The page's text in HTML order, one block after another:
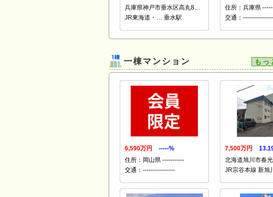
兵庫県神戸市垂水区高丸8…
JR東海道・… 垂水駅
住所：兵庫県
交通：
一棟マンション もっ
6,590万円
-----%
住所：岡山県 -----------
交通：----------------
7,500万円
北海道旭川市春
JR宗谷本線 新旭